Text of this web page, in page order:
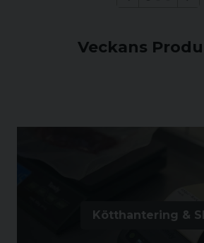
Veckans
Kötthantering &